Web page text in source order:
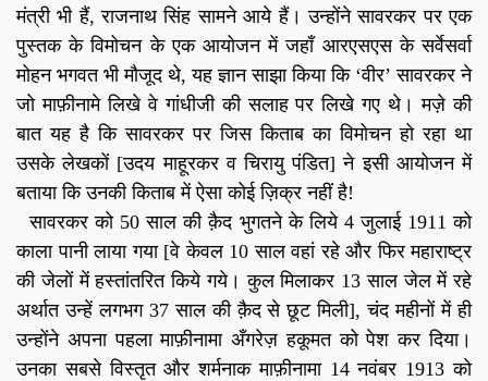
मंत्री भी हैं, राजनाथ सिंह सामने आये हैं। उन्होंने सावरकर पर एक
पुस्तक के विमोचन के एक आयोजन में जहाँ आरएसएस के सर्वेसर्वा
मोहन भगवत भी मौजूद थे, यह ज्ञान साझा किया कि ‘वीर’ सावरकर ने
जो माफ़ीनामे लिखे वे गांधीजी की सलाह पर लिखे गए थे। मज़े की
बात यह है कि सावरकर पर जिस किताब का विमोचन हो रहा था
उसके लेखकों [उदय माहूरकर व चिरायु पंडित] ने इसी आयोजन में
बताया कि उनकी किताब में ऐसा कोई ज़िक्र नहीं है!
सावरकर को 50 साल की क़ैद भुगतने के लिये 4 जुलाई 1911 को
काला पानी लाया गया [वे केवल 10 साल वहां रहे और फिर महाराष्ट्र
की जेलों में हस्तांतरित किये गये। कुल मिलाकर 13 साल जेल में रहे
अर्थात उन्हें लगभग 37 साल की क़ैद से छूट मिली], चंद महीनों में ही
उन्होंने अपना पहला माफ़ीनामा अँगरेज़ हकूमत को पेश कर दिया।
उनका सबसे विस्तृत और शर्मनाक माफ़ीनामा 14 नवंबर 1913 को